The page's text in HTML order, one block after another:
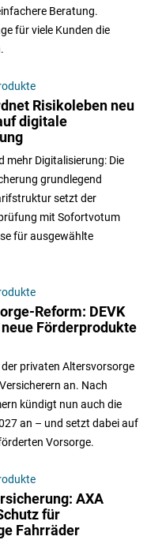
Beratung.
für viele Kunden die
Risikoleben neu
digitale
mehr Digitalisierung: Die
grundlegend
setzt der
mit Sofortvotum
für ausgewählte
Reform: DEVK
Förderprodukte
privaten Altersvorsorge
an. Nach
kündigt nun auch die
an – und setzt dabei auf
Vorsorge.
AXA
für
Fahrräder